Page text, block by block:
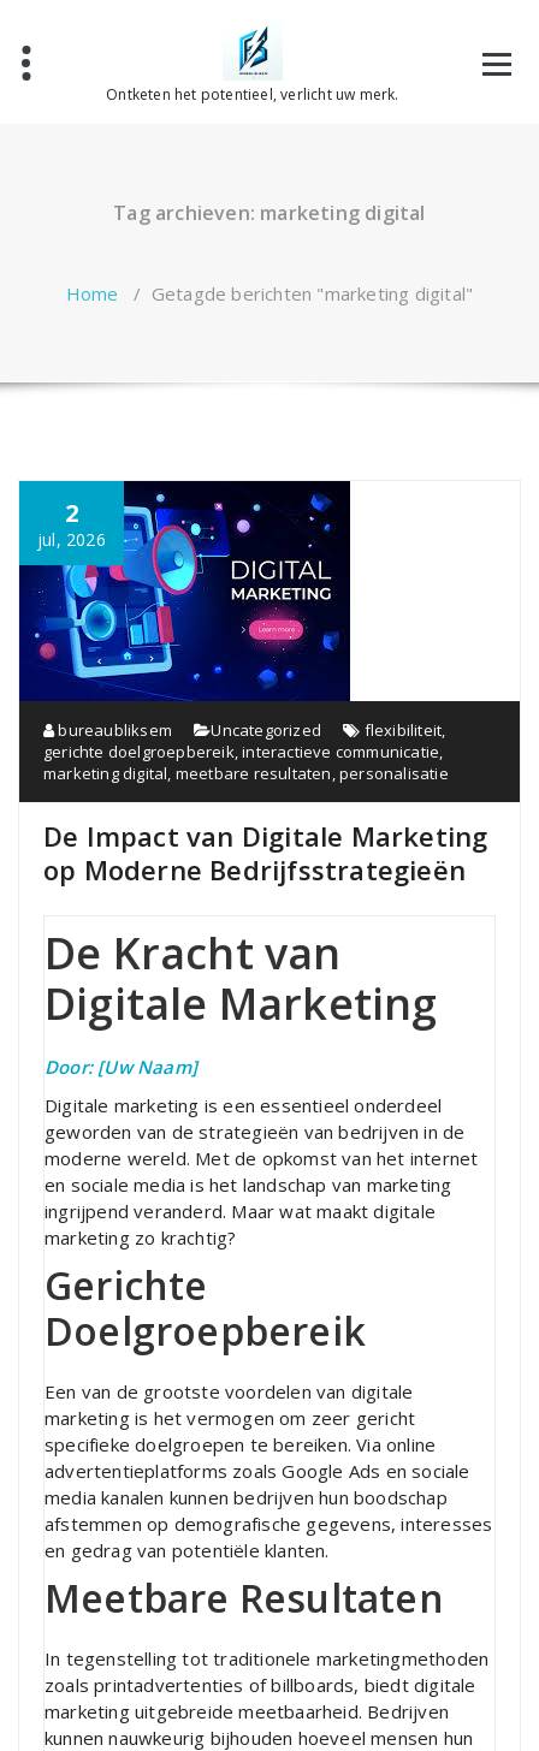
inhoud
Ontketen het potentieel, verlicht uw merk.
Tag archieven: marketing digital
Home / Getagde berichten "marketing digital"
2
jul, 2026
bureaubliksem Uncategorized flexibiliteit,
gerichte doelgroepbereik,interactieve communicatie,
marketing digital, meetbare resultaten,personalisatie
De Impact van Digitale Marketing
op Moderne Bedrijfsstrategieën
De Kracht van
Digitale Marketing
Door: [Uw Naam]
Digitale marketing is een essentieel onderdeel
geworden van de strategieën van bedrijven in de
moderne wereld. Met de opkomst van het internet
en sociale media is het landschap van marketing
ingrijpend veranderd. Maar wat maakt digitale
marketing zo krachtig?
Gerichte
Doelgroepbereik
Een van de grootste voordelen van digitale
marketing is het vermogen om zeer gericht
specifieke doelgroepen te bereiken. Via online
advertentieplatforms zoals Google Ads en sociale
media kanalen kunnen bedrijven hun boodschap
afstemmen op demografische gegevens, interesses
en gedrag van potentiële klanten.
Meetbare Resultaten
In tegenstelling tot traditionele marketingmethoden
zoals printadvertenties of billboards, biedt digitale
marketing uitgebreide meetbaarheid. Bedrijven
kunnen nauwkeurig bijhouden hoeveel mensen hun